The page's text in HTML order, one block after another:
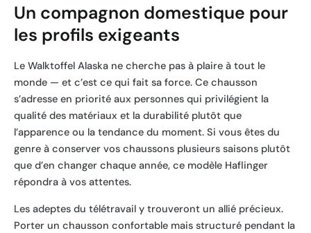
Un compagnon domestique pour
les profils exigeants
Le Walktoffel Alaska ne cherche pas à plaire à tout le
monde — et c’est ce qui fait sa force. Ce chausson
s’adresse en priorité aux personnes qui privilégient la
qualité des matériaux et la durabilité plutôt que
l’apparence ou la tendance du moment. Si vous êtes du
genre à conserver vos chaussons plusieurs saisons plutôt
que d’en changer chaque année, ce modèle Haflinger
répondra à vos attentes.
Les adeptes du télétravail y trouveront un allié précieux.
Porter un chausson confortable mais structuré pendant la